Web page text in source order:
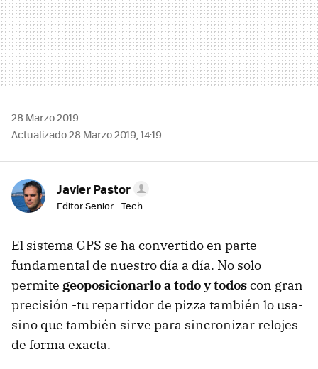
28 Marzo 2019
Actualizado 28 Marzo 2019, 14:19
Javier Pastor
Editor Senior - Tech
El sistema GPS se ha convertido en parte
fundamental de nuestro día a día. No solo
permite geoposicionarlo a todo y todoscon gran
precisión -tu repartidor de pizza también lo usa-
sino que también sirve para sincronizar relojes
de forma exacta.